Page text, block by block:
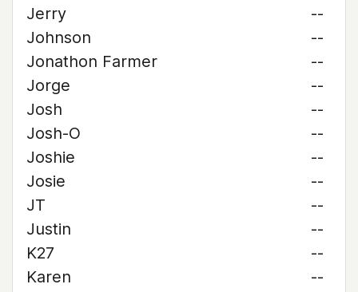
Jerry
--
Johnson
--
Jonathon Farmer
--
Jorge
--
Josh
--
Josh-O
--
Joshie
--
Josie
--
JT
--
Justin
--
K27
--
Karen
--